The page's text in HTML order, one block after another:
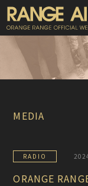
MEDIA
RADIO
ORANGE